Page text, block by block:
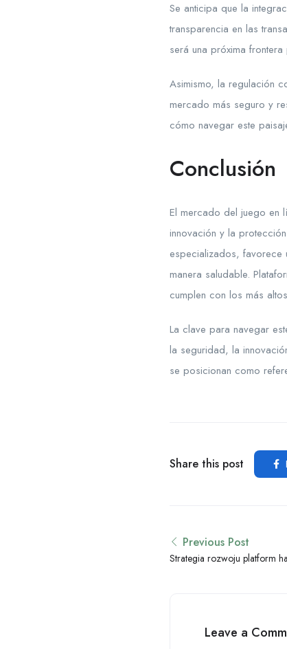
Se anticipa que la
transparencia en las
será una próxima
Asimismo, la regulación
mercado más seguro y
cómo navegar este
Conclusión
El mercado del juego en
innovación y la
especializados, favorece
manera saludable.
cumplen con los más
La clave para navegar
la seguridad, la
se posicionan como
Share this post
Previous Post
Strategia rozwoju platform
Leave a